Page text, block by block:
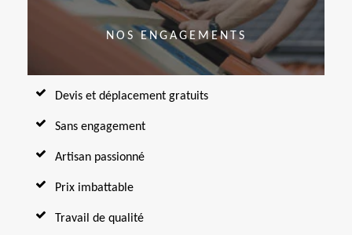
NOS ENGAGEMENTS
Devis et déplacement gratuits
Sans engagement
Artisan passionné
Prix imbattable
Travail de qualité